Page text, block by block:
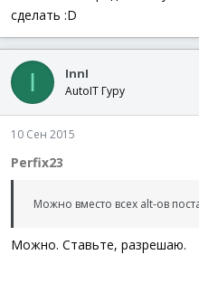
сделать :D
I InnI
AutoIT Гуру
10 Сен 2015
Perfix23
Можно вместо всех alt-ов
Можно. Ставьте, разрешаю.